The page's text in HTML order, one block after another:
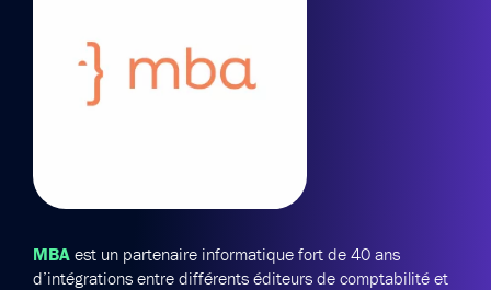
MBA est un partenaire informatique fort de 40 ans
d’intégrations entre différents éditeurs de comptabilité et